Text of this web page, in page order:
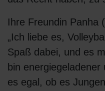
Ihre Freundin Panha
„Ich liebe es,
Spaß dabei, und es
bin
es egal, ob es